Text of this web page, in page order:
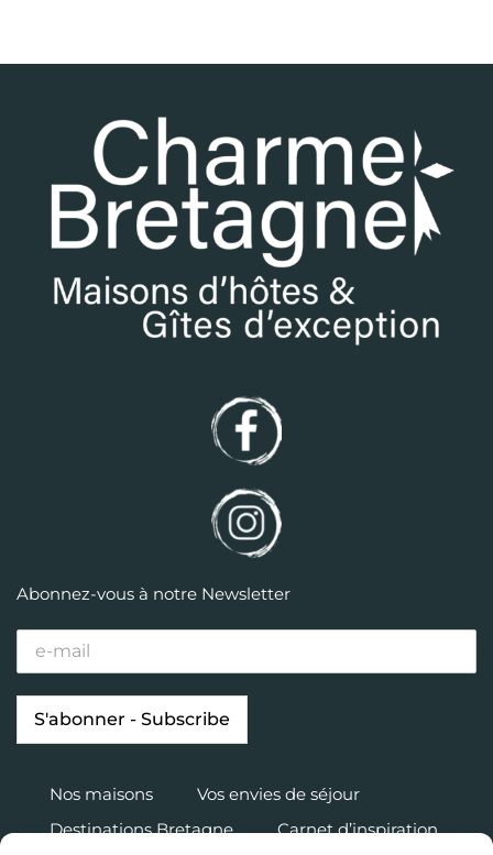
Abonnez-vous à notre Newsletter
Nos maisons
Vos envies de séjour
Destinations Bretagne
Carnet d’inspiration